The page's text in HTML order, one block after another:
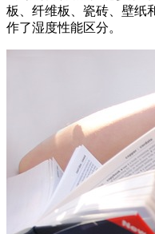
板、纤维板、瓷砖、壁纸
作了湿度性能区分。